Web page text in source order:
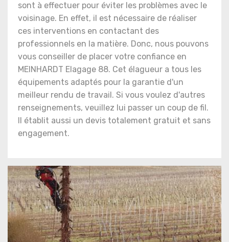
sont à effectuer pour éviter les problèmes avec le
voisinage. En effet, il est nécessaire de réaliser
ces interventions en contactant des
professionnels en la matière. Donc, nous pouvons
vous conseiller de placer votre confiance en
MEINHARDT Elagage 88. Cet élagueur a tous les
équipements adaptés pour la garantie d'un
meilleur rendu de travail. Si vous voulez d'autres
renseignements, veuillez lui passer un coup de fil.
Il établit aussi un devis totalement gratuit et sans
engagement.